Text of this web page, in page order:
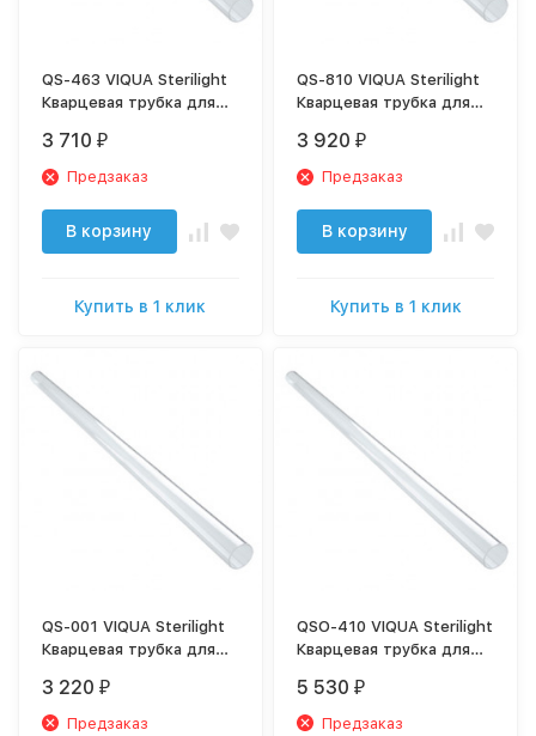
QS-463 VIQUA Sterilight
Кварцевая трубка для
3 710 ₽
Предзаказ
В корзину
Купить в 1 клик
QS-810 VIQUA Sterilight
Кварцевая трубка для
3 920 ₽
Предзаказ
В корзину
Купить в 1 клик
QS-001 VIQUA Sterilight
Кварцевая трубка для
3 220 ₽
Предзаказ
QSO-410 VIQUA Sterilight
Кварцевая трубка для
5 530 ₽
Предзаказ